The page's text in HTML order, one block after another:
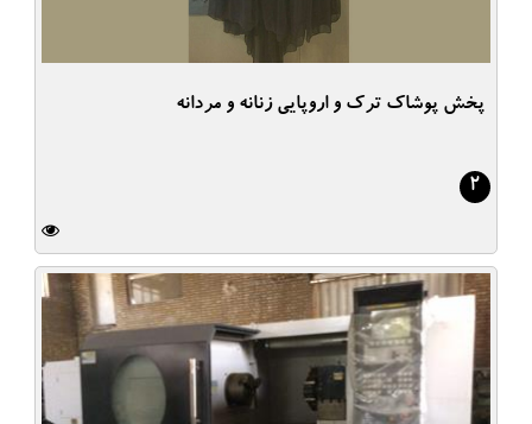
پخش پوشاک ترک و اروپایی زنانه و مردانه
2